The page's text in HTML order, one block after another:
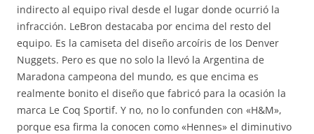
indirecto al equipo rival desde el lugar donde ocurrió la
infracción. LeBron destacaba por encima del resto del
equipo. Es la camiseta del diseño arcoíris de los Denver
Nuggets. Pero es que no solo la llevó la Argentina de
Maradona campeona del mundo, es que encima es
realmente bonito el diseño que fabricó para la ocasión la
marca Le Coq Sportif. Y no, no lo confunden con «H&M»,
porque esa firma la conocen como «Hennes» el diminutivo